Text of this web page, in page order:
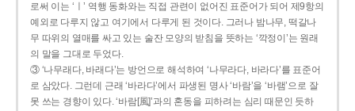
로써 이는 ‘ㅣ’ 역행 동화와는 직접 관련이 없어진 표준어가 되어 제9항의
예외로 다루지 않고 여기에서 다루게 된 것이다. 그러나 밤나무, 떡갈나
무 따위의 열매를 싸고 있는 술잔 모양의 받침을 뜻하는 ‘깍정이’는 원래
의 말을 그대로 두었다.
③ ‘나무래다, 바래다’는 방언으로 해석하여 ‘나무라다, 바라다’를 표준어
로 삼았다. 그런데 근래 ‘바라다’에서 파생된 명사 ‘바람’을 ‘바램’으로 잘
못 쓰는 경향이 있다. ‘바람[風]’과의 혼동을 피하려는 심리 때문인 듯하